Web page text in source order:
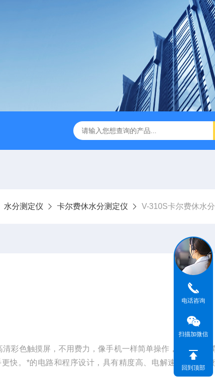
测定仪 A310快速卤素水分测定仪
水分测定仪 卡尔费休水分测定仪 V-310S卡尔费休水
彩色触摸屏，不用费力，像手机一样简单操作，操作界面
快。*的电路和程序设计，具有精度高、电解速度快、平
电话咨询
扫描加微信
回到顶部